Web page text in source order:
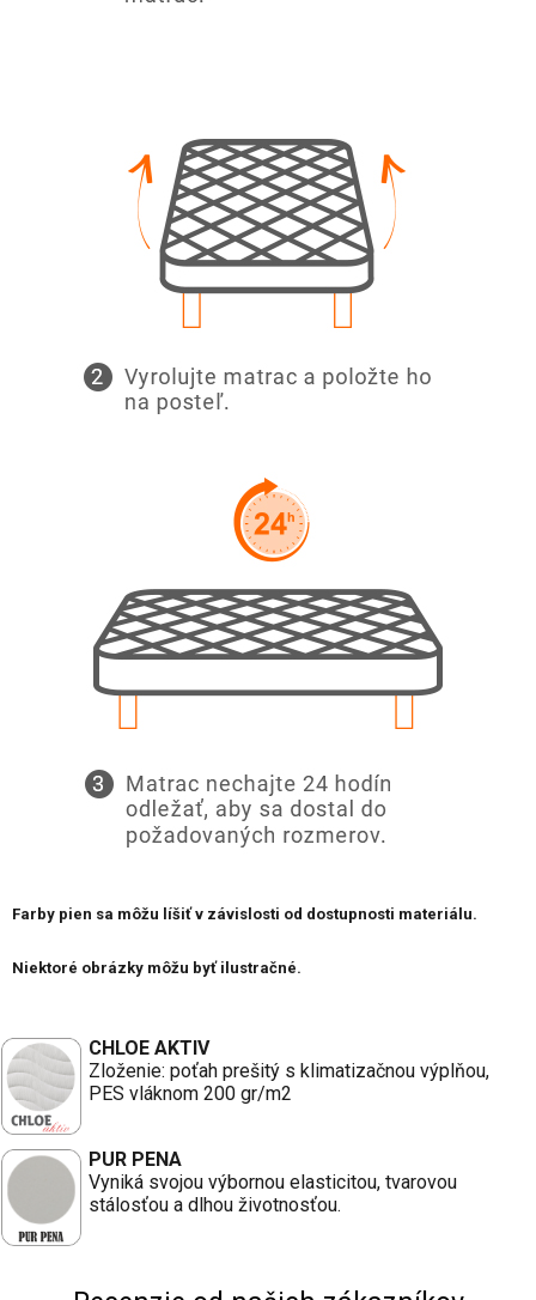
Farby pien sa môžu líšiť v závislosti od dostupnosti materiálu.
Niektoré obrázky môžu byť ilustračné.
CHLOE AKTIV
Zloženie: poťah prešitý s klimatizačnou výplňou,
PES vláknom 200 gr/m2
PUR PENA
Vyniká svojou výbornou elasticitou, tvarovou
stálosťou a dlhou životnosťou.